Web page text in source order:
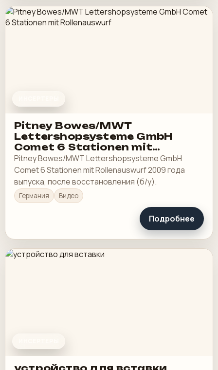
Pitney Bowes/MWT
Lettershopsysteme GmbH
Comet 6 Stationen mit
Rollenauswurf
Pitney Bowes/MWT Lettershopsysteme GmbH
Comet 6 Stationen mit Rollenauswurf 2009 года
выпуска, после восстановления (б/у).
Германия Видео
Подробнее